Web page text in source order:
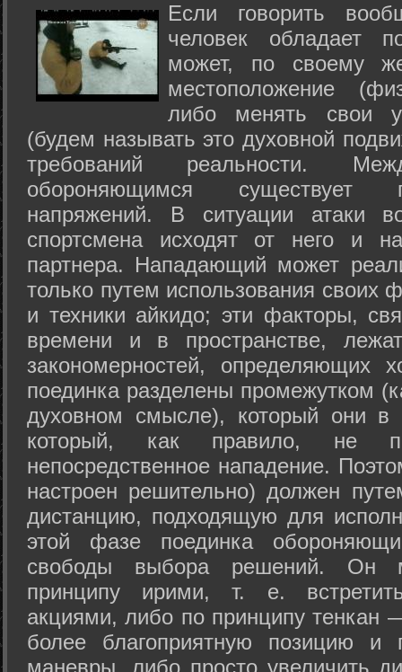
Если говорить
человек обладает
может, по своему
местоположение
либо менять свои
(будем называть это духовной
требований реальности.
обороняющимся существует
напряжений. В ситуации атаки
спортсмена исходят от него и
партнера. Нападающий может
только путем использования своих
и техники айкидо; эти факторы,
времени и в пространстве,
закономерностей, определяющих
поединка разделены промежутком
духовном смысле), который они в
который, как правило, не
непосредственное нападение.
настроен решительно) должен
дистанцию, подходящую для
этой фазе поединка
свободы выбора решений. Он
принципу ирими, т. е.
акциями, либо по принципу тенкан
более благоприятную позицию и